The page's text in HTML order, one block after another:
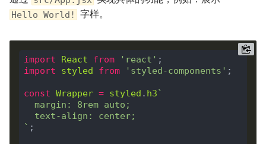
Hello World! 字样。
import React from 'react'
import
styled from 'styled-components'
const Wrapper = styled . h3
`